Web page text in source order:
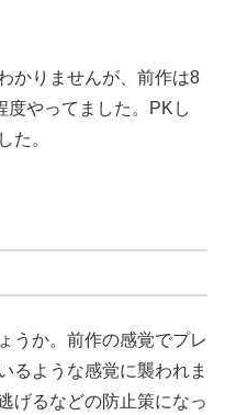
かりませんが、前作は8
度やってました。PKし
た。
うか。前作の感覚でプレ
るような感覚に襲われま
げるなどの防止策になっ